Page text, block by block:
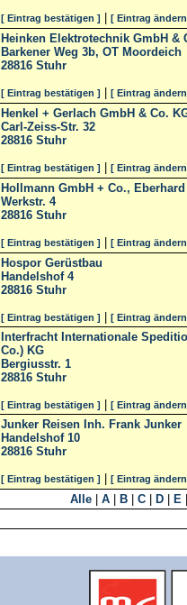
[ Eintrag bestätigen ] [ Eintrag
Heinken Elektrotechnik GmbH &
Barkener Weg 3b, OT Moordeich
28816 Stuhr
[ Eintrag bestätigen ] [ Eintrag
Henkel + Gerlach GmbH & Co.
Carl-Zeiss-Str. 32
28816 Stuhr
[ Eintrag bestätigen ] [ Eintrag
Hollmann GmbH + Co., Eberhard
Werkstr. 4
28816 Stuhr
[ Eintrag bestätigen ] [ Eintrag
Hospor Gerüstbau
Handelshof 4
28816 Stuhr
[ Eintrag bestätigen ] [ Eintrag
Interfracht Internationale
Co.) KG
Bergiusstr. 1
28816 Stuhr
[ Eintrag bestätigen ] [ Eintrag
Junker Reisen Inh. Frank Junker
Handelshof 10
28816 Stuhr
[ Eintrag bestätigen ] [ Eintrag
Alle A B C D E